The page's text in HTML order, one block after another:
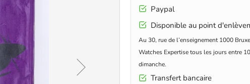
Paypal
Disponible au point
Au 30, rue de l’enseignement 1000
Watches Expertise tous les jours entre
dimanche.
Transfert bancaire